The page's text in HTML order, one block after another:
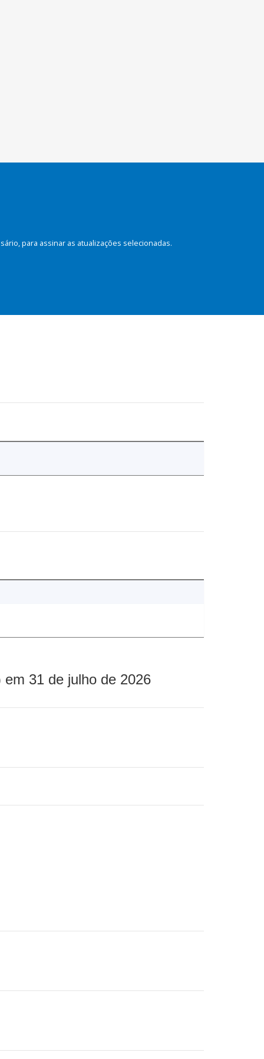
para assinar as atualizações selecionadas.
31 de julho de 2026